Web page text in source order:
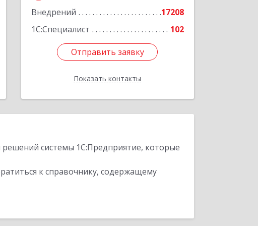
Внедрений
17208
1С:Специалист
102
Отправить заявку
Показать контакты
Отправить заявку
Назад
решений системы 1С:Предприятие, которые
к справочнику, содержащему